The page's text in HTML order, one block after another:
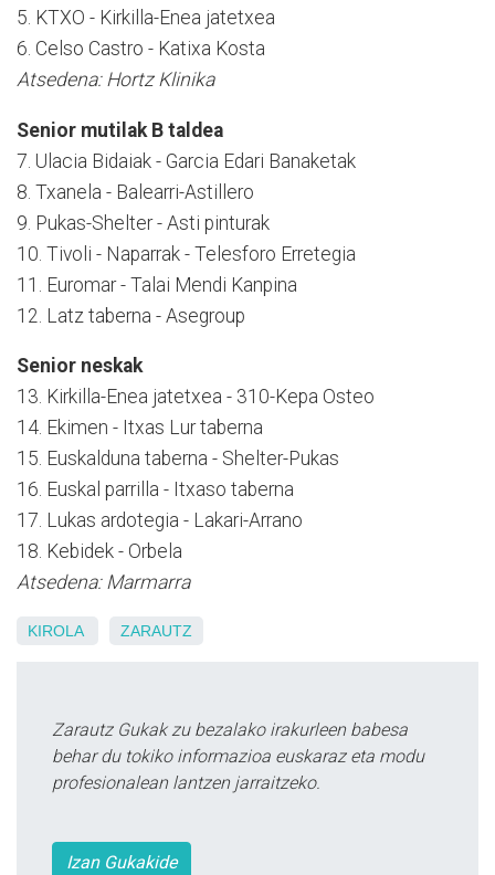
5. KTXO - Kirkilla-Enea jatetxea
6. Celso Castro - Katixa Kosta
Atsedena: Hortz Klinika
Senior mutilak B taldea
7. Ulacia Bidaiak - Garcia Edari Banaketak
8. Txanela - Balearri-Astillero
9. Pukas-Shelter - Asti pinturak
10. Tivoli - Naparrak - Telesforo Erretegia
11. Euromar - Talai Mendi Kanpina
12. Latz taberna - Asegroup
Senior neskak
13. Kirkilla-Enea jatetxea - 310-Kepa Osteo
14. Ekimen - Itxas Lur taberna
15. Euskalduna taberna - Shelter-Pukas
16. Euskal parrilla - Itxaso taberna
17. Lukas ardotegia - Lakari-Arrano
18. Kebidek - Orbela
Atsedena: Marmarra
KIROLA ZARAUTZ
Zarautz Gukak zu bezalako irakurleen babesa
behar du tokiko informazioa euskaraz eta modu
profesionalean lantzen jarraitzeko.
Izan Gukakide